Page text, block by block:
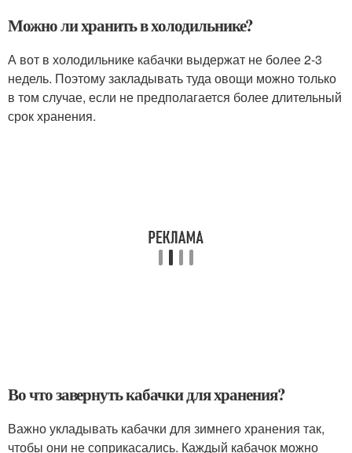
Можно ли хранить в холодильнике?
А вот в холодильнике кабачки выдержат не более 2-3
недель. Поэтому закладывать туда овощи можно только
в том случае, если не предполагается более длительный
срок хранения.
Во что завернуть кабачки для хранения?
Важно укладывать кабачки для зимнего хранения так,
чтобы они не соприкасались. Каждый кабачок можно